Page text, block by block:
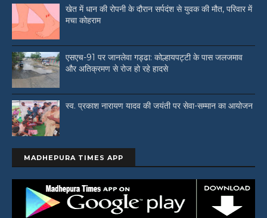
खेत में धान की रोपनी के दौरान सर्पदंश से युवक की मौत, परिवार में
मचा कोहराम
एसएच-91 पर जानलेवा गड्ढा: कोल्हायपट्टी के पास जलजमाव
और अतिक्रमण से रोज हो रहे हादसे
स्व. प्रकाश नारायण यादव की जयंती पर सेवा-सम्मान का आयोजन
MADHEPURA TIMES APP